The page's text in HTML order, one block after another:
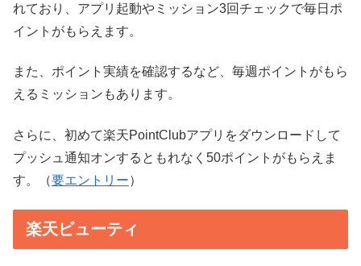
れており、アプリ起動やミッション3回チェックで毎日ポ
イントがもらえます。
また、ポイント実績を確認するなど、毎週ポイントがもら
えるミッションもあります。
さらに、初めて楽天PointClubアプリをダウンロードして
プッシュ通知オンするともれなく50ポイントがもらえま
す。（要エントリー）
楽天ビューティ